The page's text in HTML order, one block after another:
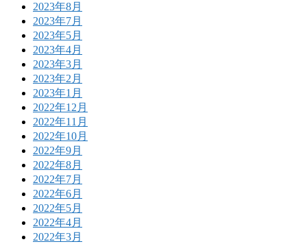
2023年8月
2023年7月
2023年5月
2023年4月
2023年3月
2023年2月
2023年1月
2022年12月
2022年11月
2022年10月
2022年9月
2022年8月
2022年7月
2022年6月
2022年5月
2022年4月
2022年3月